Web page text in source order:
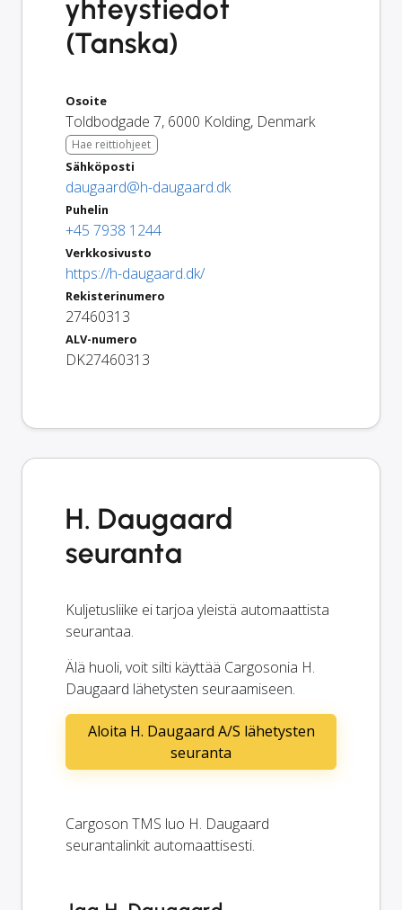
yhteystiedot
(Tanska)
Osoite
Toldbodgade 7, 6000 Kolding, Denmark
Hae reittiohjeet
Sähköposti
daugaard@h-daugaard.dk
Puhelin
+45 7938 1244
Verkkosivusto
https://h-daugaard.dk/
Rekisterinumero
27460313
ALV-numero
DK27460313
H. Daugaard
seuranta
Kuljetusliike ei tarjoa yleistä automaattista
seurantaa.
Älä huoli, voit silti käyttää Cargosonia H.
Daugaard lähetysten seuraamiseen.
Aloita H. Daugaard A/S lähetysten
seuranta
Cargoson TMS luo H. Daugaard
seurantalinkit automaattisesti.